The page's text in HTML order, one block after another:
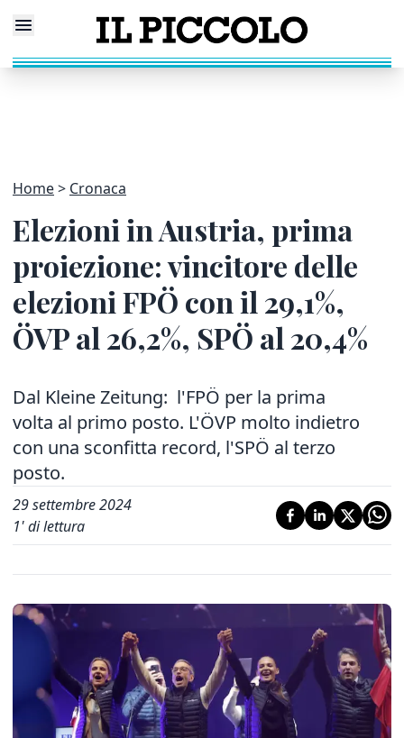
Home Cronaca
Elezioni in Austria, prima
proiezione: vincitore delle
elezioni FPÖ con il 29,1%,
ÖVP al 26,2%, SPÖ al 20,4%
Dal Kleine Zeitung: l'FPÖ per la prima
volta al primo posto. L'ÖVP molto indietro
con una sconfitta record, l'SPÖ al terzo
posto.
29 settembre 2024
1' di lettura